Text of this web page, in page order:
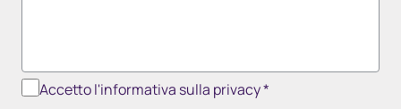
Accetto l'informativa sulla privacy*